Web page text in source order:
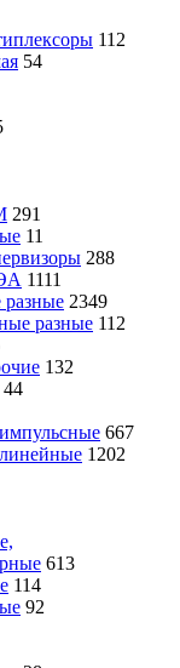
112
54
291
11
288
1111
2349
разные 112
132
44
667
1202
613
114
92